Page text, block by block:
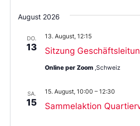
Sie
das
aus.
August 2026
DO.
13 Sitzung
13. August, 12:15
Online per Zoom ,Schweiz
SA.
15 Sammelaktion
15. August, 10:00 – 12:30